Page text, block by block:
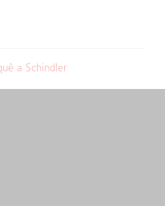
a Schindler